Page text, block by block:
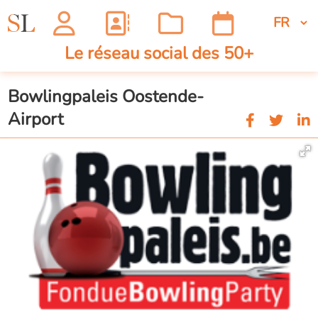
Le réseau social des 50+
Bowlingpaleis Oostende-
Airport